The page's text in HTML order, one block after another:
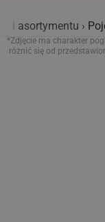
asortymentu
*Zdjęcie ma charakter
różnić się od